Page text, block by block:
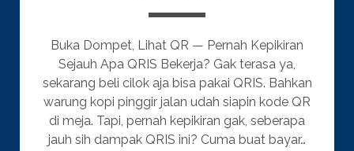
Buka Dompet, Lihat QR — Pernah Kepikiran
Sejauh Apa QRIS Bekerja? Gak terasa ya,
sekarang beli cilok aja bisa pakai QRIS. Bahkan
warung kopi pinggir jalan udah siapin kode QR
di meja. Tapi, pernah kepikiran gak, seberapa
jauh sih dampak QRIS ini? Cuma buat bayar…